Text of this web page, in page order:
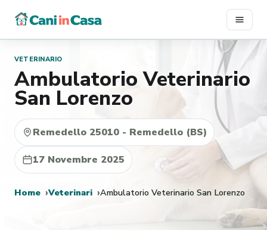
contenuto
VETERINARIO
Ambulatorio Veterinario
San Lorenzo
Remedello 25010 - Remedello (BS)
17 Novembre 2025
Home Veterinari Ambulatorio Veterinario San Lorenzo